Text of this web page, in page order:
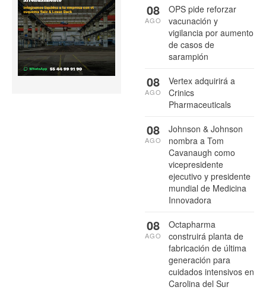
OPS pide reforzar
vacunación y
vigilancia por aumento
de casos de
sarampión
08
AGO
Vertex adquirirá a
Crinics
Pharmaceuticals
08
AGO
Johnson & Johnson
nombra a Tom
Cavanaugh como
vicepresidente
ejecutivo y presidente
mundial de Medicina
Innovadora
08
AGO
Octapharma
construirá planta de
fabricación de última
generación para
cuidados intensivos en
Carolina del Sur
08
AGO